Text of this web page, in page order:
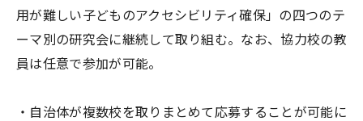
用が難しい子どものアクセシビリティ確保」の四つのテ
ーマ別の研究会に継続して取り組む。なお、協力校の教
員は任意で参加が可能。
・自治体が複数校を取りまとめて応募することが可能に